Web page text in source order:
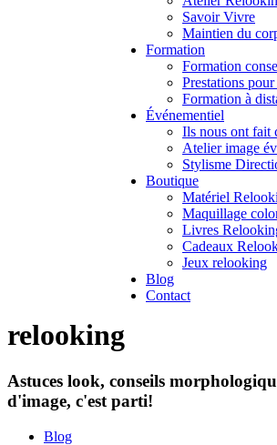
Savoir Vivre
Maintien du
Formation
Formation
Prestations pour
Formation à
Événementiel
Ils nous ont fait
Atelier image
Stylisme
Boutique
Matériel
Maquillage
Livres
Cadeaux
Jeux relooking
Blog
Contact
relooking
Astuces look, conseils
d'image, c'est parti!
Blog